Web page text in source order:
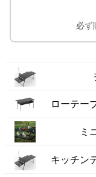
必ず
ローテー
ミ
キッチン